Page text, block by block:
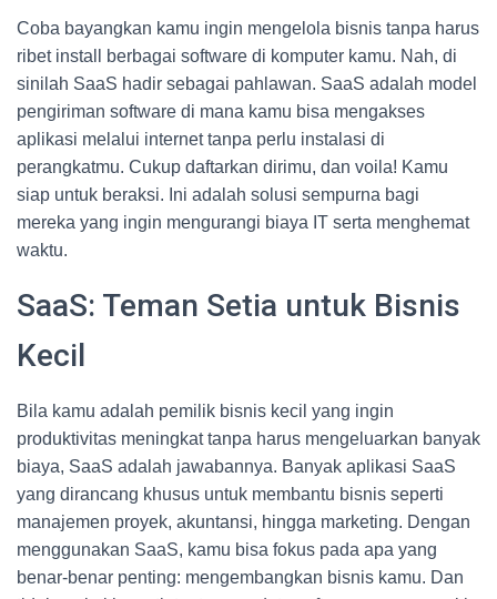
Coba bayangkan kamu ingin mengelola bisnis tanpa harus
ribet install berbagai software di komputer kamu. Nah, di
sinilah SaaS hadir sebagai pahlawan. SaaS adalah model
pengiriman software di mana kamu bisa mengakses
aplikasi melalui internet tanpa perlu instalasi di
perangkatmu. Cukup daftarkan dirimu, dan voila! Kamu
siap untuk beraksi. Ini adalah solusi sempurna bagi
mereka yang ingin mengurangi biaya IT serta menghemat
waktu.
SaaS: Teman Setia untuk Bisnis
Kecil
Bila kamu adalah pemilik bisnis kecil yang ingin
produktivitas meningkat tanpa harus mengeluarkan banyak
biaya, SaaS adalah jawabannya. Banyak aplikasi SaaS
yang dirancang khusus untuk membantu bisnis seperti
manajemen proyek, akuntansi, hingga marketing. Dengan
menggunakan SaaS, kamu bisa fokus pada apa yang
benar-benar penting: mengembangkan bisnis kamu. Dan